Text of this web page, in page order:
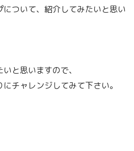
ついて、紹介してみたいと思い
と思いますので、
チャレンジしてみて下さい。